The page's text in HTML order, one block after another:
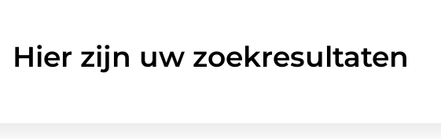
Hier zijn uw zoekresultaten